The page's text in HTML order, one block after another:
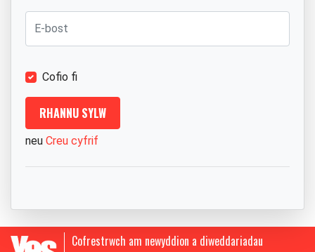
Cofio fi
neu Creu cyfrif
Cofrestrwch am newyddion a diweddariadau